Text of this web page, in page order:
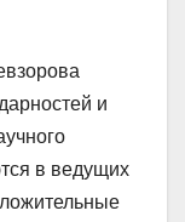
и
в ведущих